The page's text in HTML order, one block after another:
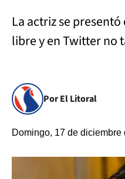
La actriz se
libre y en Twitter no
Por El Litoral
Domingo, 17 de